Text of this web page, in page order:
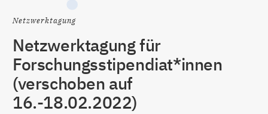
Netzwerktagung
Netzwerktagung für
Forschungsstipendiat*innen
(verschoben auf
16.-18.02.2022)